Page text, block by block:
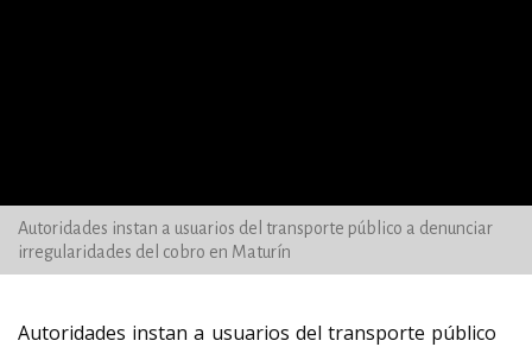
Autoridades instan a usuarios del transporte público a denunciar
irregularidades del cobro en Maturín
Autoridades instan a usuarios del transporte público